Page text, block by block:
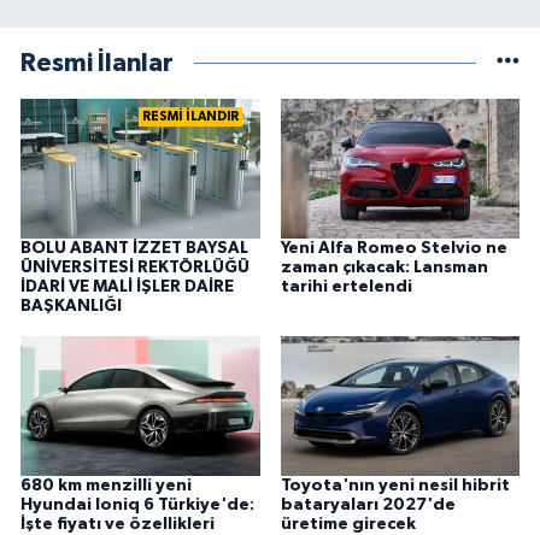
Resmi İlanlar
RESMİ İLANDIR
BOLU ABANT İZZET BAYSAL
ÜNİVERSİTESİ REKTÖRLÜĞÜ
İDARİ VE MALİ İŞLER DAİRE
BAŞKANLIĞI
Yeni Alfa Romeo Stelvio ne
zaman çıkacak: Lansman
tarihi ertelendi
680 km menzilli yeni
Hyundai Ioniq 6 Türkiye'de:
İşte fiyatı ve özellikleri
Toyota'nın yeni nesil hibrit
bataryaları 2027'de
üretime girecek